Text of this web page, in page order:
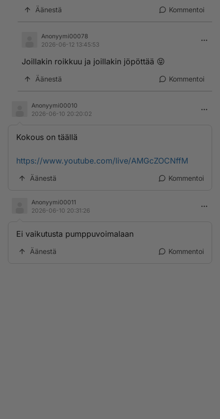
Äänestä Kommentoi
Anonyymi00078
2026-06-12 13:45:53
Joillakin roikkuu ja joillakin jöpöttää 😝
Äänestä Kommentoi
Anonyymi00010
2026-06-10 20:20:02
Kokous on täällä
https://www.youtube.com/live/AMGcZOCNffM
Äänestä Kommentoi
Anonyymi00011
2026-06-10 20:31:26
Ei vaikutusta pumppuvoimalaan
Äänestä Kommentoi